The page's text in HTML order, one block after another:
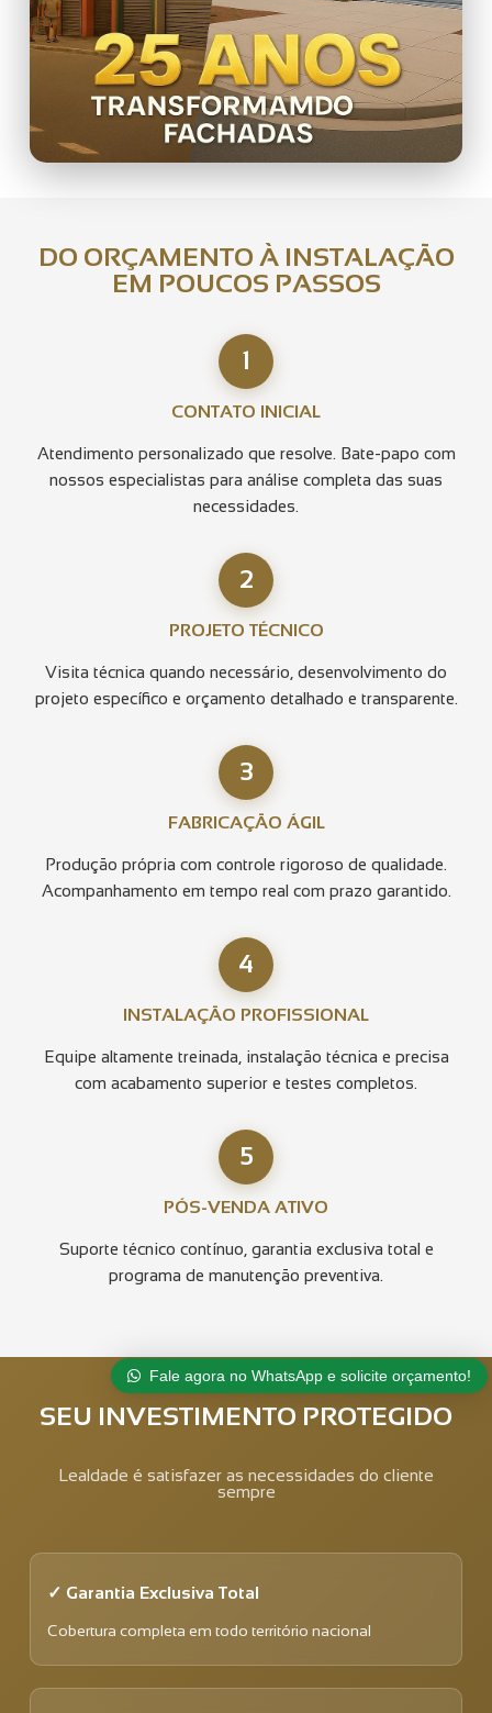
DO ORÇAMENTO À INSTALAÇÃO
EM POUCOS PASSOS
1
CONTATO INICIAL
Atendimento personalizado que resolve. Bate-papo com
nossos especialistas para análise completa das suas
necessidades.
2
PROJETO TÉCNICO
Visita técnica quando necessário, desenvolvimento do
projeto específico e orçamento detalhado e transparente.
3
FABRICAÇÃO ÁGIL
Produção própria com controle rigoroso de qualidade.
Acompanhamento em tempo real com prazo garantido.
4
INSTALAÇÃO PROFISSIONAL
Equipe altamente treinada, instalação técnica e precisa
com acabamento superior e testes completos.
5
PÓS-VENDA ATIVO
Suporte técnico contínuo, garantia exclusiva total e
programa de manutenção preventiva.
SEU INVESTIMENTO PROTEGIDO
Lealdade é satisfazer as necessidades do cliente
sempre
✓ Garantia Exclusiva Total
Cobertura completa em todo território nacional
Fale agora no WhatsApp e solicite orçamento!